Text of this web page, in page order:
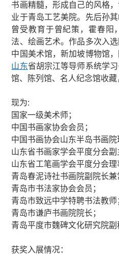
书画精髓，形成自己的风格
业于青岛工艺美院。先后孙
曾受教育于曾紀策，霍春阳
法、绘画艺术。作品多次入
中国美术馆，新加坡博物馆
山东省胡宗江等导师系统学
馆、陈列馆、名人纪念馆收藏
现为:
国家一级美术师；
中国书画家协会会员；
中国书画协会山东半岛书画院
山东省书画家学会平度分会副
山东省工笔画学会平度分会理
青岛春泥诗社书画院副院长兼
青岛市书法家协会会员；
青岛市致远中学特聘书法教师
青岛市谦庐书画院院长；
青岛平度市魏碑文化研究院副
获奖入展情况：